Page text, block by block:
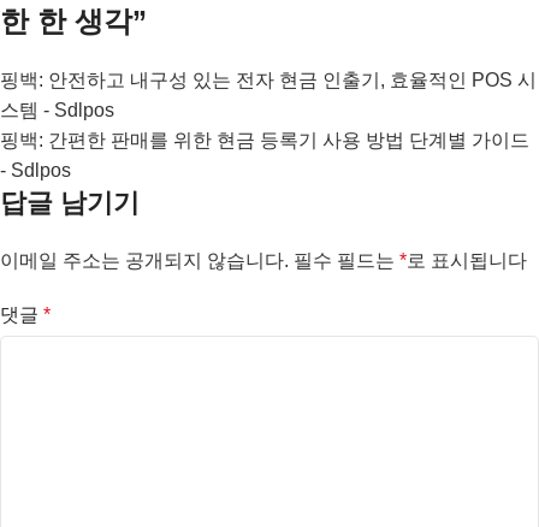
한 한 생각”
핑백: 안전하고 내구성 있는 전자 현금 인출기, 효율적인 POS 시
스템 - Sdlpos
핑백: 간편한 판매를 위한 현금 등록기 사용 방법 단계별 가이드
- Sdlpos
답글 남기기
이메일 주소는 공개되지 않습니다. 필수 필드는 *로 표시됩니다
댓글 *